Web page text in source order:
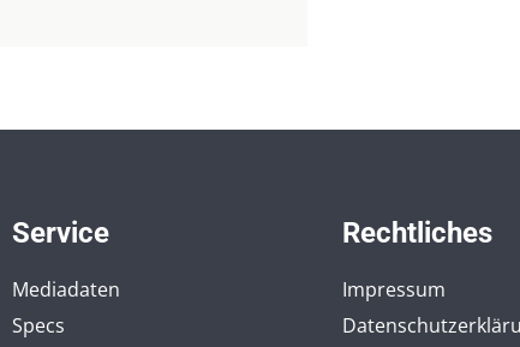
Service
Mediadaten
Specs
Rechtliches
Impressum